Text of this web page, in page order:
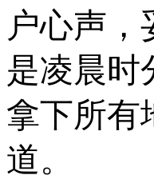
户心声
是凌晨时
拿下所有
道。